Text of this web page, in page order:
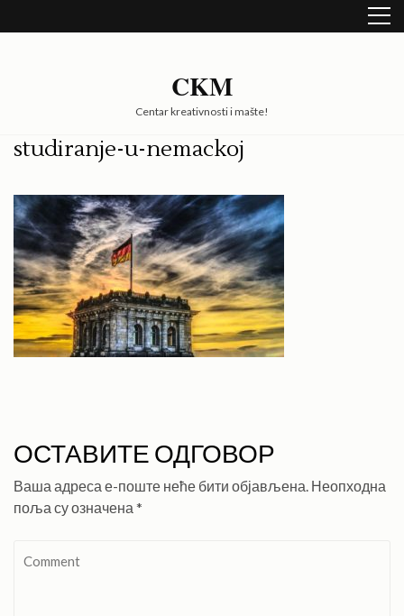
to
CKM
Centar kreativnosti i mašte!
studiranje-u-nemackoj
ОСТАВИТЕ ОДГОВОР
Ваша адреса е-поште неће бити објављена. Неопходна
поља су означена *